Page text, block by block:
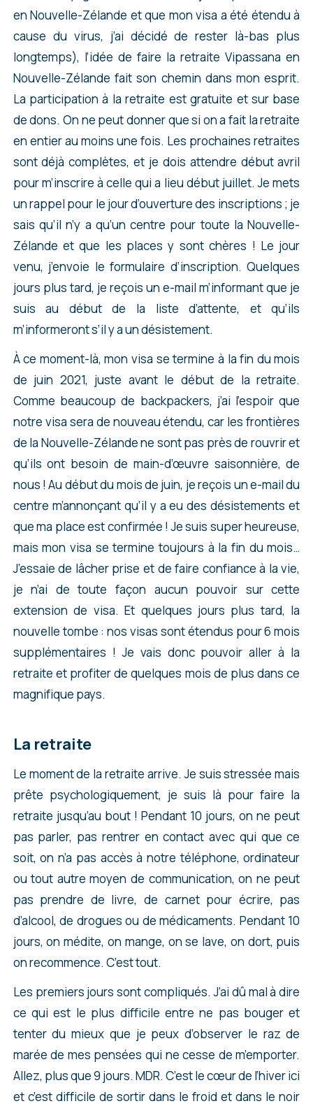
en Nouvelle-Zélande et que mon visa a été étendu à
cause du virus, j’ai décidé de rester là-bas plus
longtemps), l’idée de faire la retraite Vipassana en
Nouvelle-Zélande fait son chemin dans mon esprit.
La participation à la retraite est gratuite et sur base
de dons. On ne peut donner que si on a fait la retraite
en entier au moins une fois. Les prochaines retraites
sont déjà complètes, et je dois attendre début avril
pour m’inscrire à celle qui a lieu début juillet. Je mets
un rappel pour le jour d’ouverture des inscriptions ; je
sais qu’il n’y a qu’un centre pour toute la Nouvelle-
Zélande et que les places y sont chères ! Le jour
venu, j’envoie le formulaire d’inscription. Quelques
jours plus tard, je reçois un e-mail m’informant que je
suis au début de la liste d’attente, et qu’ils
m’informeront s’il y a un désistement.
À ce moment-là, mon visa se termine à la fin du mois
de juin 2021, juste avant le début de la retraite.
Comme beaucoup de backpackers, j’ai l’espoir que
notre visa sera de nouveau étendu, car les frontières
de la Nouvelle-Zélande ne sont pas près de rouvrir et
qu’ils ont besoin de main-d’œuvre saisonnière, de
nous ! Au début du mois de juin, je reçois un e-mail du
centre m’annonçant qu’il y a eu des désistements et
que ma place est confirmée ! Je suis super heureuse,
mais mon visa se termine toujours à la fin du mois…
J’essaie de lâcher prise et de faire confiance à la vie,
je n’ai de toute façon aucun pouvoir sur cette
extension de visa. Et quelques jours plus tard, la
nouvelle tombe : nos visas sont étendus pour 6 mois
supplémentaires ! Je vais donc pouvoir aller à la
retraite et profiter de quelques mois de plus dans ce
magnifique pays.
La retraite
Le moment de la retraite arrive. Je suis stressée mais
prête psychologiquement, je suis là pour faire la
retraite jusqu’au bout ! Pendant 10 jours, on ne peut
pas parler, pas rentrer en contact avec qui que ce
soit, on n’a pas accès à notre téléphone, ordinateur
ou tout autre moyen de communication, on ne peut
pas prendre de livre, de carnet pour écrire, pas
d’alcool, de drogues ou de médicaments. Pendant 10
jours, on médite, on mange, on se lave, on dort, puis
on recommence. C’est tout.
Les premiers jours sont compliqués. J’ai dû mal à dire
ce qui est le plus difficile entre ne pas bouger et
tenter du mieux que je peux d’observer le raz de
marée de mes pensées qui ne cesse de m’emporter.
Allez, plus que 9 jours. MDR. C’est le cœur de l’hiver ici
et c’est difficile de sortir dans le froid et dans le noir